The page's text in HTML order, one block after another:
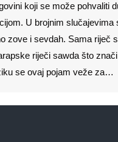
koji se može pohvaliti
U brojnim slučajevima
zove i sevdah. Sama riječ
riječi sawda što
se ovaj pojam veže za…